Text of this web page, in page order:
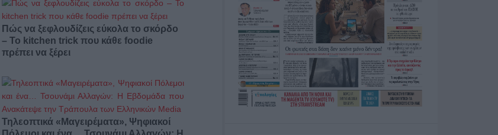
Πώς να ξεφλουδίζεις εύκολα το σκόρδο
– Το kitchen trick που κάθε foodie
πρέπει να ξέρει
Τηλεοπτικά «Μαγειρέματα», Ψηφιακοί